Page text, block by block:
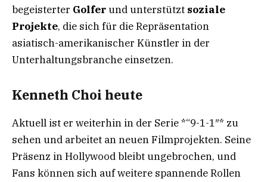
begeisterter Golferund unterstützt soziale
Projekte, die sich für die Repräsentation
asiatisch-amerikanischer Künstler in der
Unterhaltungsbranche einsetzen.
Kenneth Choi heute
Aktuell ist er weiterhin in der Serie *“9-1-1″* zu
sehen und arbeitet an neuen Filmprojekten. Seine
Präsenz in Hollywood bleibt ungebrochen, und
Fans können sich auf weitere spannende Rollen